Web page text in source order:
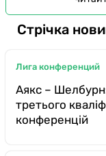
Стрічка
Лига конференций
Аякс –
третього
конференцій